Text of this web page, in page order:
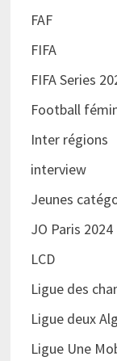
FAF
FIFA
FIFA Series
Football
Inter régions
interview
Jeunes
JO Paris 2024
LCD
Ligue des
Ligue deux
Ligue Une